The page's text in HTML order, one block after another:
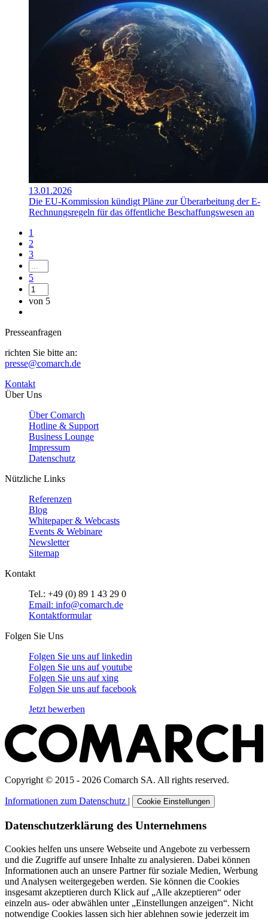
13.01.2026
Die EU-Kommission kündigt Pläne zur Überarbeitung der E-
Rechnungsregeln für das öffentliche Beschaffungswesen an
1
2
3
5
von 5
Presseanfragen
richten Sie bitte an:
presse@comarch.de
Kontakt
Über Uns
Über Comarch
Hotline & Support
Business Lounge
Impressum
Datenschutz
Nützliche Links
Referenzen
Blog
Whitepaper & Webcasts
Events & Webinare
Newsletter
Sitemap
Kontakt
Tel.: +49 (0) 89 1 43 29 0
Email: info@comarch.de
Kontaktformular
Folgen Sie Uns
Folgen Sie uns auflinkedin
Folgen Sie uns aufyoutube
Folgen Sie uns aufxing
Folgen Sie uns auffacebook
Jetzt bewerben
Copyright © 2015 - 2026 Comarch SA. All rights reserved.
Informationen zum Datenschutz Cookie Einstellungen
Datenschutzerklärung des Unternehmens
Cookies helfen uns unsere Webseite und Angebote zu verbessern
und die Zugriffe auf unsere Inhalte zu analysieren. Dabei können
Informationen auch an unsere Partner für soziale Medien, Werbung
und Analysen weitergegeben werden. Sie können die Cookies
insgesamt akzeptieren durch Klick auf „Alle akzeptieren“ oder
einzeln aus- oder abwählen unter „Einstellungen anzeigen“. Nicht
notwendige Cookies lassen sich hier ablehnen sowie jederzeit im